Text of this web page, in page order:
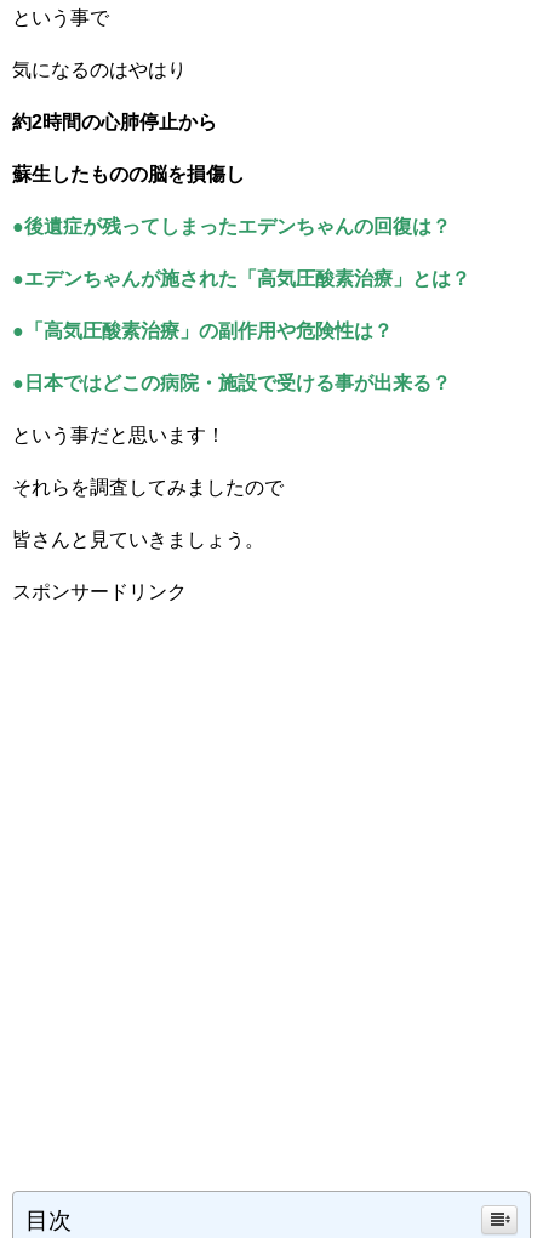
という事で
気になるのはやはり
約2時間の心肺停止から
蘇生したものの脳を損傷し
●後遺症が残ってしまったエデンちゃんの回復は？
●エデンちゃんが施された「高気圧酸素治療」とは？
●「高気圧酸素治療」の副作用や危険性は？
●日本ではどこの病院・施設で受ける事が出来る？
という事だと思います！
それらを調査してみましたので
皆さんと見ていきましょう。
スポンサードリンク
目次